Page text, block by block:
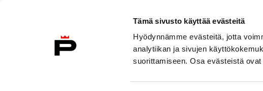
Tämä sivusto käyttää evästeitä
Hyödynnämme evästeitä, jotta
analytiikan ja sivujen
suorittamiseen. Osa evästeistä
Etusivulle